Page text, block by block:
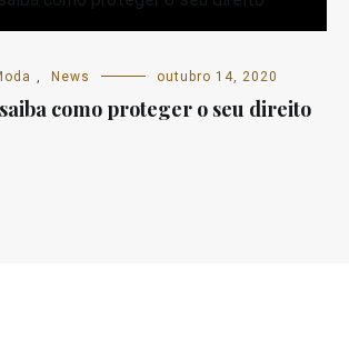
News outubro 14, 2020
como proteger o seu direito